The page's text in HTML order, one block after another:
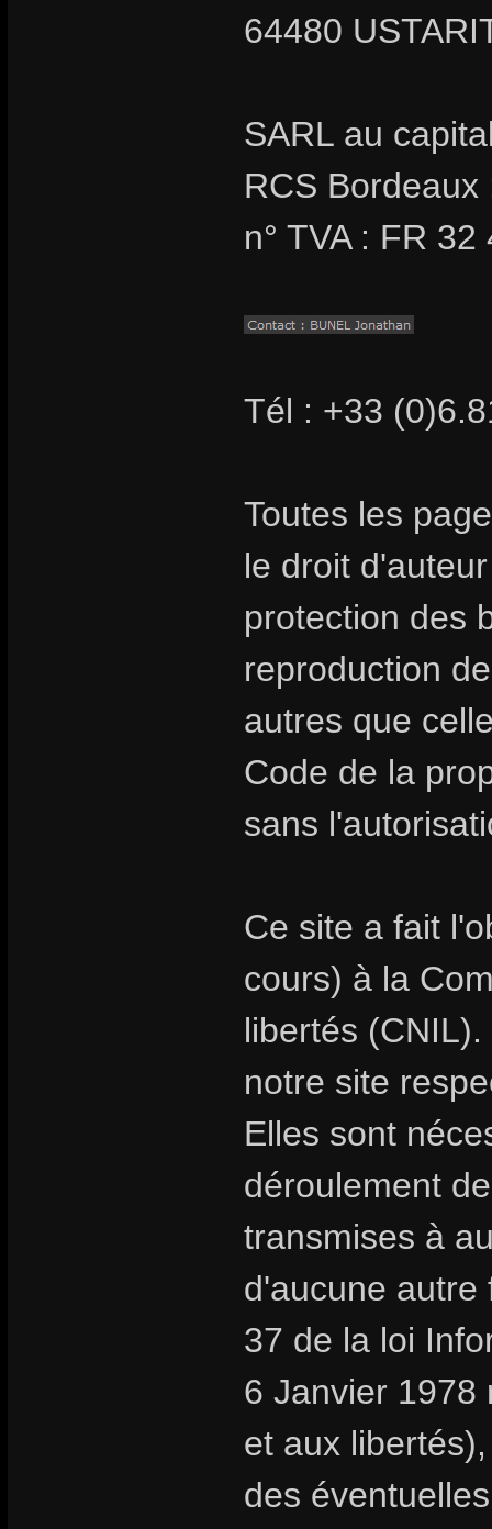
64480
SARL au
RCS
n° TVA : FR
Tél : +33
Toutes les
le droit
protection des
reproduction
autres que
Code de la
sans
Ce site a fait
cours) à la
libertés
notre site
Elles sont
déroulement
transmises à
d'aucune autre
37 de la loi
6 Janvier 1978
et aux
des